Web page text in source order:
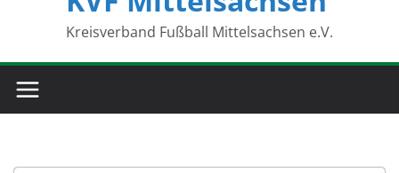
Kreisverband Fußball Mittelsachsen e.V.